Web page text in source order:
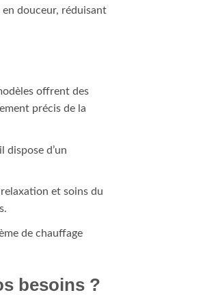
douceur, réduisant
offrent des
précis de la
dispose d’un
et soins du
de chauffage
besoins ?